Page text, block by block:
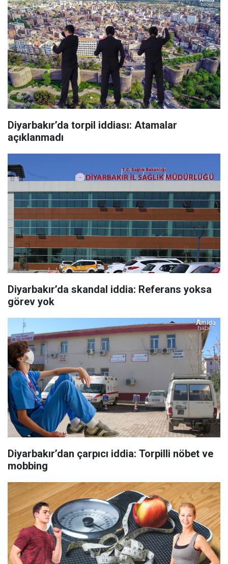
Diyarbakır’da torpil iddiası: Atamalar
açıklanmadı
Diyarbakır’da skandal iddia: Referans yoksa
görev yok
Diyarbakır’dan çarpıcı iddia: Torpilli nöbet ve
mobbing